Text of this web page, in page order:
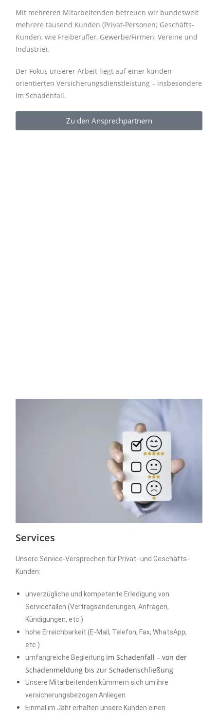
Mit mehreren Mitarbeitenden betreuen wir bundesweit
mehrere tausend Kunden (Privat-Personen; Geschäfts-
Kunden, wie Freiberufler, Gewerbe/Firmen, Vereine und
Industrie).
Der Fokus unserer Arbeit liegt auf einer kunden-
orientierten Versicherungsdienstleistung – insbesondere
im Schadenfall.
Zu den Ansprechpartnern
Services
Unsere Service-Versprechen für Privat- und Geschäfts-
Kunden:
unverzügliche und kompetente Erledigung von
Servicefällen (Vertragsänderungen, Anfragen,
Kündigungen, etc.)
hohe Erreichbarkeit (E-Mail, Telefon, Fax, WhatsApp,
etc.)
umfangreiche Begleitung im Schadenfall – von der
Schadenmeldung bis zur Schadenschließung
Unsere Mitarbeitenden kümmern sich um ihre
versicherungsbezogen Anliegen
Einmal im Jahr erhalten unsere Kunden einen